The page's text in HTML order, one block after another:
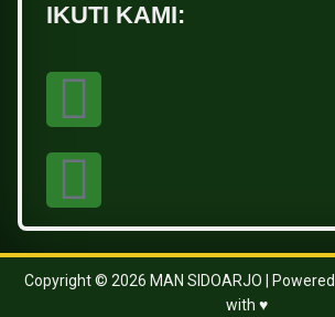
IKUTI KAMI:
Copyright © 2026 MAN SIDOARJO |
with ♥